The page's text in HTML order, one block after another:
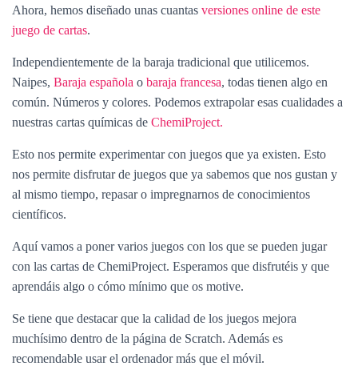
Ahora, hemos diseñado unas cuantas versiones online de este
juego de cartas.
Independientemente de la baraja tradicional que utilicemos.
Naipes, Baraja española o baraja francesa, todas tienen algo en
común. Números y colores. Podemos extrapolar esas cualidades a
nuestras cartas químicas de ChemiProject.
Esto nos permite experimentar con juegos que ya existen. Esto
nos permite disfrutar de juegos que ya sabemos que nos gustan y
al mismo tiempo, repasar o impregnarnos de conocimientos
científicos.
Aquí vamos a poner varios juegos con los que se pueden jugar
con las cartas de ChemiProject. Esperamos que disfrutéis y que
aprendáis algo o cómo mínimo que os motive.
Se tiene que destacar que la calidad de los juegos mejora
muchísimo dentro de la página de Scratch. Además es
recomendable usar el ordenador más que el móvil.